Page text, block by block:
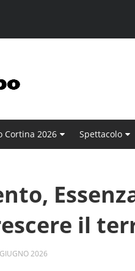
Cortina 2026 Spettacolo
il
GIUGNO2026